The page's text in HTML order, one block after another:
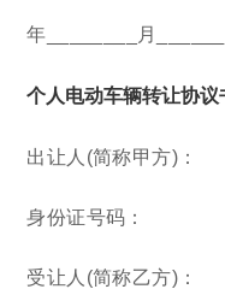
年________月
个人电动车辆转让协议
出让人(简称甲方)：
身份证号码：
受让人(简称乙方)：